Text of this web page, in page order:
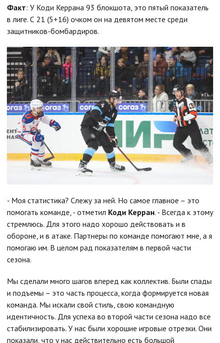
Факт: У Коди Керрана 93 блокшота, это пятый показатель
в лиге. С 21 (5+16) очком он на девятом месте среди
защитников-бомбардиров.
- Моя статистика? Слежу за ней. Но самое главное – это
помогать команде, - отметил Коди Керран. - Всегда к этому
стремлюсь. Для этого надо хорошо действовать и в
обороне, и в атаке. Партнеры по команде помогают мне, а я
помогаю им. В целом рад показателям в первой части
сезона.
Мы сделали много шагов вперед как коллектив. Были спады
и подъемы – это часть процесса, когда формируется новая
команда. Мы искали свой стиль, свою командную
идентичность. Для успеха во второй части сезона надо все
стабилизировать. У нас были хорошие игровые отрезки. Они
показали, что у нас действительно есть большой